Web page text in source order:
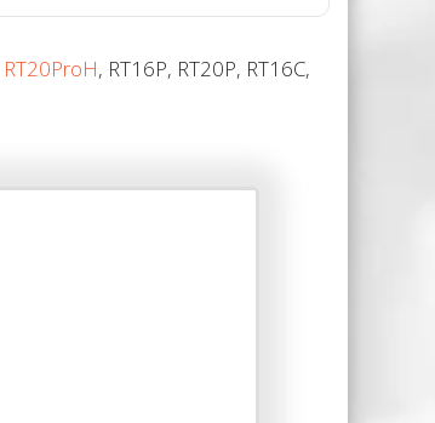
RT20ProH, RT16P, RT20P, RT16C,